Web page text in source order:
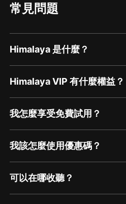
常見問題
Himalaya 是什麼？
Himalaya VIP 有什麼權益？
我怎麼享受免費試用？
我該怎麼使用優惠碼？
可以在哪收聽？